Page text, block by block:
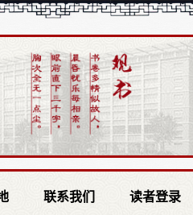
联系我们 读者登录